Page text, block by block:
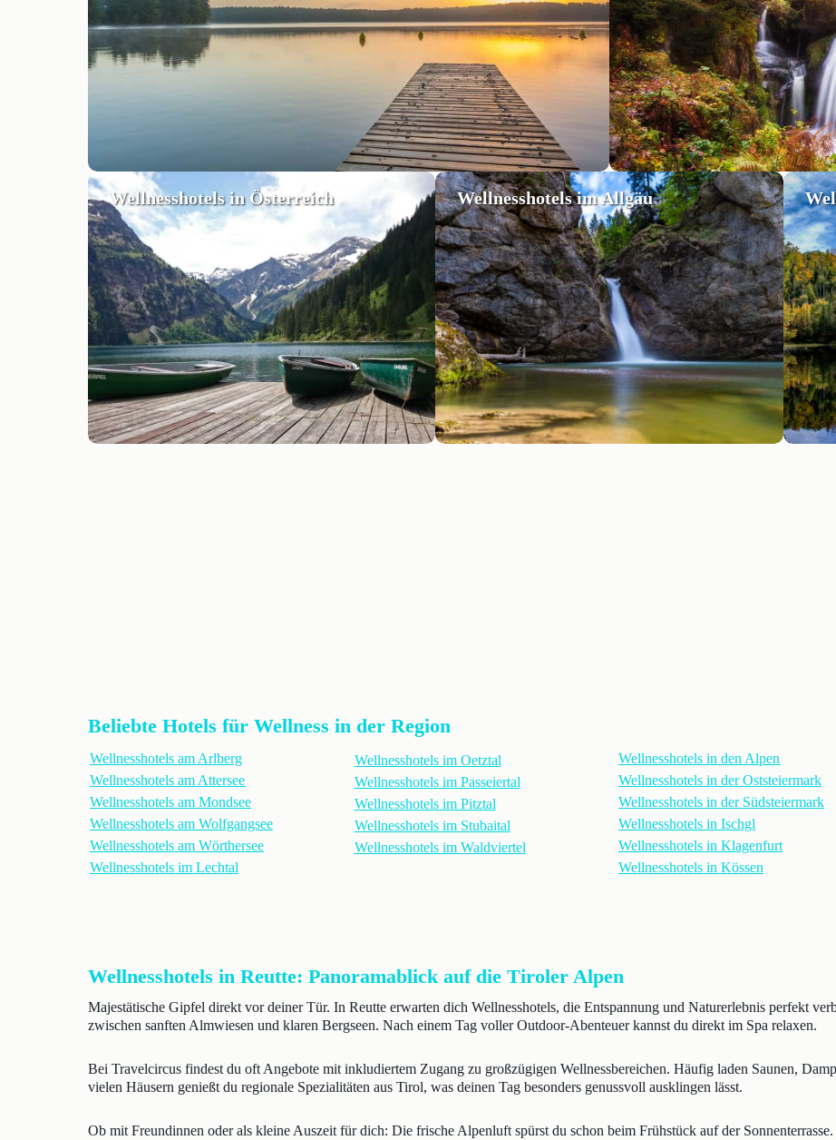
Wellnesshotels in Österreich Wellnesshotels im Allgäu
Beliebte Hotels für Wellness in der Region
Wellnesshotels am Arlberg
Wellnesshotels am Attersee
Wellnesshotels am Mondsee
Wellnesshotels am Wolfgangsee
Wellnesshotels am Wörthersee
Wellnesshotels im Lechtal
Wellnesshotels im Oetztal
Wellnesshotels im Passeiertal
Wellnesshotels im Pitztal
Wellnesshotels im Stubaital
Wellnesshotels im Waldviertel
Wellnesshotels in den Alpen
Wellnesshotels in der Oststeiermark
Wellnesshotels in der Südsteiermark
Wellnesshotels in Ischgl
Wellnesshotels in Klagenfurt
Wellnesshotels in Kössen
Wellnesshotels in Reutte: Panoramablick auf die Tiroler Alpen
Majestätische Gipfel direkt vor deiner Tür. In Reutte erwarten dich Wellnesshotels, die Entspannung und Naturerlebnis perfekt
zwischen sanften Almwiesen und klaren Bergseen. Nach einem Tag voller Outdoor-Abenteuer kannst du direkt im Spa relaxen.
Bei Travelcircus findest du oft Angebote mit inkludiertem Zugang zu großzügigen Wellnessbereichen. Häufig laden Saunen,
vielen Häusern genießt du regionale Spezialitäten aus Tirol, was deinen Tag besonders genussvoll ausklingen lässt.
Ob mit Freundinnen oder als kleine Auszeit für dich: Die frische Alpenluft spürst du schon beim Frühstück auf der